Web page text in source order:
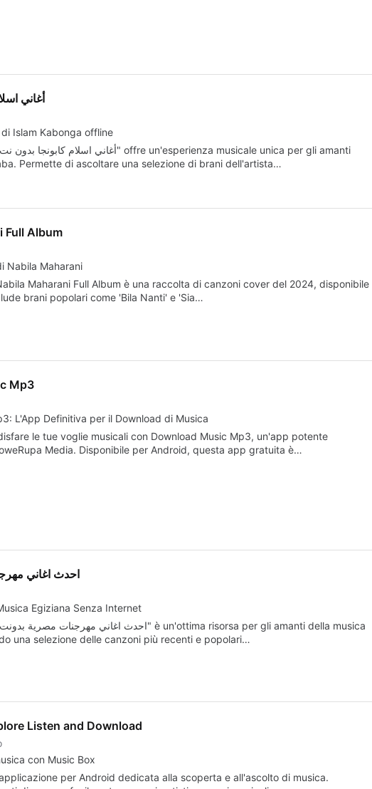
أغاني
Islam Kabonga offline
Permette di ascoltare una selezione di brani dell'artista…
Full Album
Nabila Maharani
Maharani Full Album è una raccolta di canzoni cover del 2024, disponibile
brani popolari come 'Bila Nanti' e 'Sia…
Mp3
L'App Definitiva per il Download di Musica
le tue voglie musicali con Download Music Mp3, un'app potente
Media. Disponibile per Android, questa app gratuita è…
احدث اغاني
Egiziana Senza Internet
una selezione delle canzoni più recenti e popolari…
Listen and Download
con Music Box
per Android dedicata alla scoperta e all'ascolto di musica.